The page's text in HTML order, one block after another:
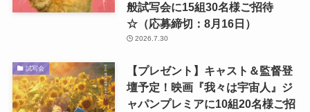
般試写会に15組30名様ご招待
☆（応募締切：8月16日）
2026.7.30
試写会
【プレゼント】キャスト＆監督登
壇予定！映画『我々は宇宙人』ジ
ャパンプレミアに10組20名様ご招